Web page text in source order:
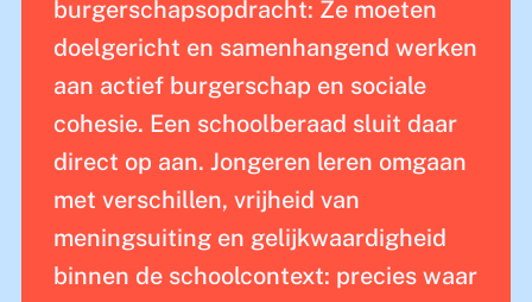
burgerschapsopdracht: Ze moeten
doelgericht en samenhangend werken
aan actief burgerschap en sociale
cohesie. Een schoolberaad sluit daar
direct op aan. Jongeren leren omgaan
met verschillen, vrijheid van
meningsuiting en gelijkwaardigheid
binnen de schoolcontext: precies waar